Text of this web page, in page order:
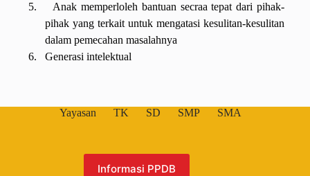
5.
Anak memperloleh bantuan secraa tepat dari pihak-
pihak yang terkait untuk mengatasi kesulitan-kesulitan
dalam pemecahan masalahnya
6.
Generasi intelektual
Yayasan TK SD SMP SMA
Informasi PPDB